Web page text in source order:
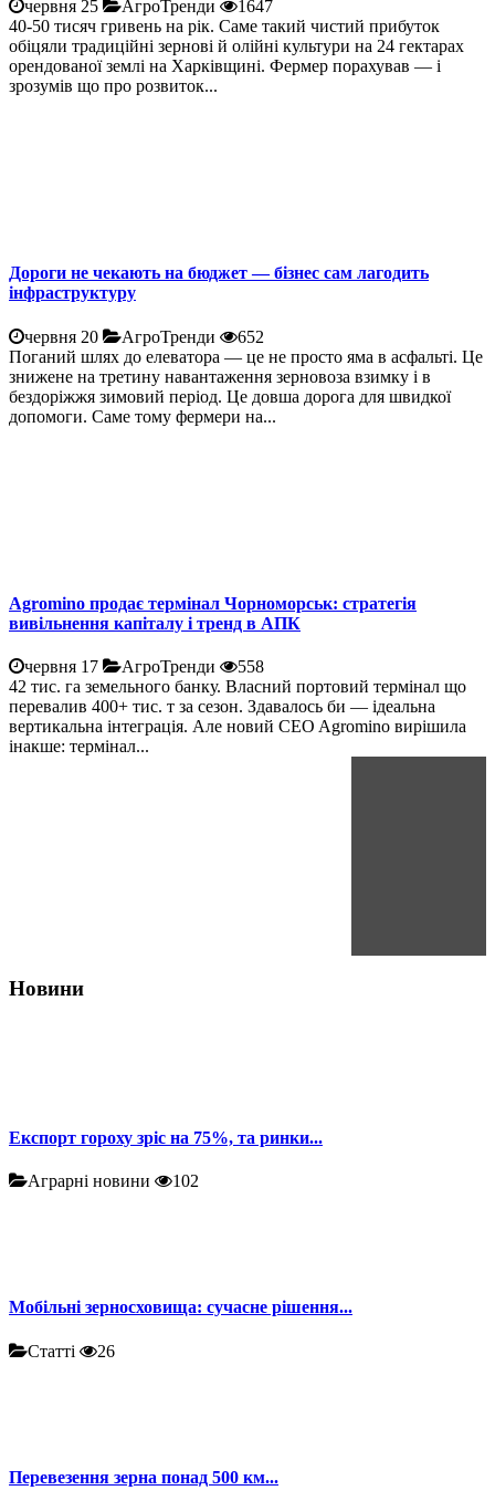
червня 25 АгроТренди
1647
40-50 тисяч гривень на рік. Саме такий чистий прибуток
обіцяли традиційні зернові й олійні культури на 24 гектарах
орендованої землі на Харківщині. Фермер порахував — і
зрозумів що про розвиток...
Дороги не чекають на бюджет — бізнес сам лагодить
інфраструктуру
червня 20 АгроТренди
652
Поганий шлях до елеватора — це не просто яма в асфальті. Це
знижене на третину навантаження зерновоза взимку і в
бездоріжжя зимовий період. Це довша дорога для швидкої
допомоги. Саме тому фермери на...
Agromino продає термінал Чорноморськ: стратегія
вивільнення капіталу і тренд в АПК
червня 17 АгроТренди
558
42 тис. га земельного банку. Власний портовий термінал що
перевалив 400+ тис. т за сезон. Здавалось би — ідеальна
вертикальна інтеграція. Але новий CEO Agromino вирішила
інакше: термінал...
Новини
Експорт гороху зріс на 75%, та ринки...
Аграрні новини 102
Мобільні зерносховища: сучасне рішення...
Статті 26
Перевезення зерна понад 500 км...